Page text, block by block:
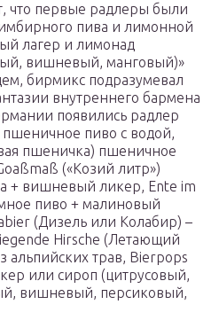
что первые радлеры были
пива и лимонной
лагер и лимонад
вишневый, манговый)»
бирмикс подразумевал
внутреннего бармена
появились радлер
пиво с водой,
пшеничка) пшеничное
(«Козий литр»)
+ вишневый ликер, Ente im
пиво + малиновый
(Дизель или Колабир) –
Hirsche (Летающий
альпийских трав, Bierpops
или сироп (цитрусовый,
вишневый, персиковый,